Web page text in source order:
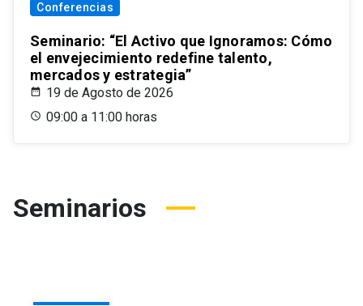
Conferencias
Seminario: “El Activo que Ignoramos: Cómo
el envejecimiento redefine talento,
mercados y estrategia”
19 de Agosto de 2026
09:00 a 11:00 horas
Seminarios